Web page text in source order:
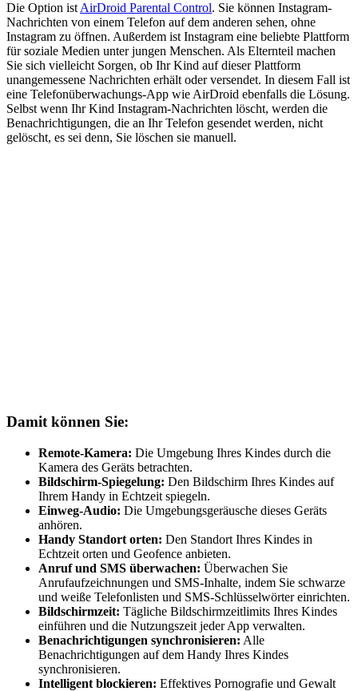
Die Option ist AirDroid Parental Control. Sie können Instagram-
Nachrichten von einem Telefon auf dem anderen sehen, ohne
Instagram zu öffnen. Außerdem ist Instagram eine beliebte Plattform
für soziale Medien unter jungen Menschen. Als Elternteil machen
Sie sich vielleicht Sorgen, ob Ihr Kind auf dieser Plattform
unangemessene Nachrichten erhält oder versendet. In diesem Fall ist
eine Telefonüberwachungs-App wie AirDroid ebenfalls die Lösung.
Selbst wenn Ihr Kind Instagram-Nachrichten löscht, werden die
Benachrichtigungen, die an Ihr Telefon gesendet werden, nicht
gelöscht, es sei denn, Sie löschen sie manuell.
Damit können Sie:
Remote-Kamera: Die Umgebung Ihres Kindes durch die
Kamera des Geräts betrachten.
Bildschirm-Spiegelung: Den Bildschirm Ihres Kindes auf
Ihrem Handy in Echtzeit spiegeln.
Einweg-Audio: Die Umgebungsgeräusche dieses Geräts
anhören.
Handy Standort orten: Den Standort Ihres Kindes in
Echtzeit orten und Geofence anbieten.
Anruf und SMS überwachen: Überwachen Sie
Anrufaufzeichnungen und SMS-Inhalte, indem Sie schwarze
und weiße Telefonlisten und SMS-Schlüsselwörter einrichten.
Bildschirmzeit: Tägliche Bildschirmzeitlimits Ihres Kindes
einführen und die Nutzungszeit jeder App verwalten.
Benachrichtigungen synchronisieren: Alle
Benachrichtigungen auf dem Handy Ihres Kindes
synchronisieren.
Intelligent blockieren: Effektives Pornografie und Gewalt